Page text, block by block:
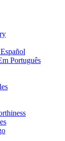
Português